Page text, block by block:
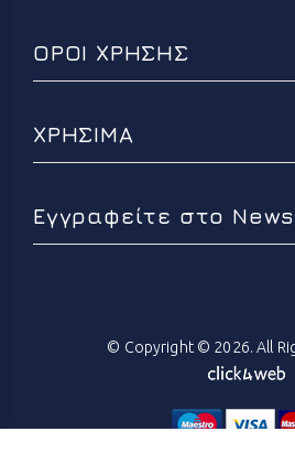
Εγγραφείτε στο
ΟΡΟΙ ΧΡΗΣΗΣ
ΧΡΗΣΙΜΑ
© Copyright © 2026. All